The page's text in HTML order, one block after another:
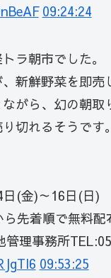
09:24:24
ラ朝市でした。
新鮮野菜を即売
がら、幻の朝取
切れるそうで
(金)～16日(日)
先着順で無料配
管理事務所
09:53:25